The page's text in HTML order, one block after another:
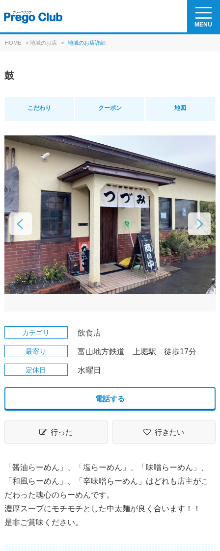
MENU
HOME > 地域のお店 > 地域のお店詳細
鼓
こだわり クーポン 地図
カテゴリ 飲食店
最寄り 富山地方鉄道 上堀駅 徒歩17分
定休日 水曜日
電話する
行った 行きたい
「醤油らーめん」、「塩らーめん」、「味噌らーめん」、
「和風らーめん」、「辛味噌らーめん」はどれも店主がこ
だわった魂心のらーめんです。
濃厚スープにモチモチとした中太麺が良く合います！！
是非ご賞味ください。